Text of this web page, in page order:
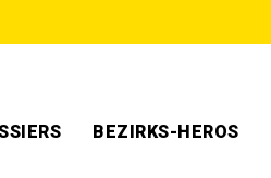
BEZIRKS-HEROS